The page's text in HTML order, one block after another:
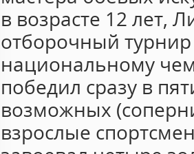
в возрасте 12 лет,
отборочный
национальному
победил сразу в
возможных
взрослые